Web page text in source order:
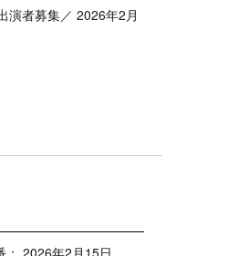
募集／ 2026年2月
2026年2月15日